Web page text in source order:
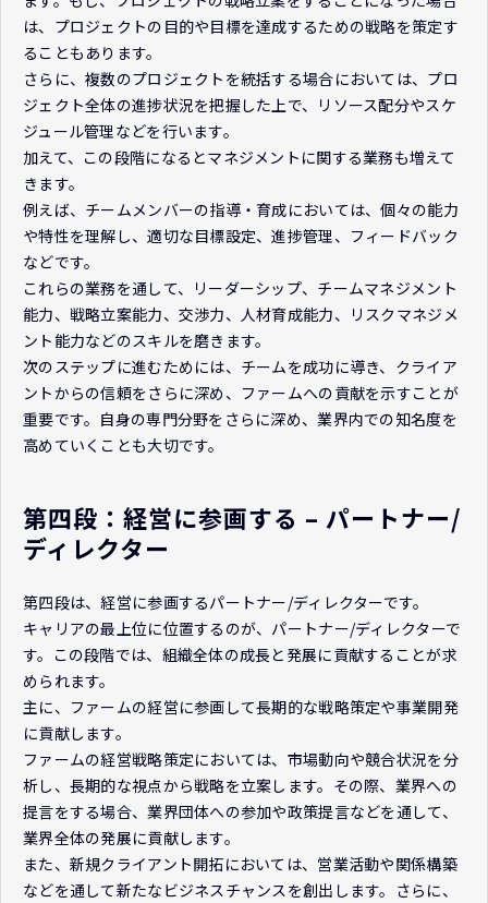
は、プロジェクトの目的や目標を達成するための戦略を策定す
ることもあります。
さらに、複数のプロジェクトを統括する場合においては、プロ
ジェクト全体の進捗状況を把握した上で、リソース配分やスケ
ジュール管理などを行います。
加えて、この段階になるとマネジメントに関する業務も増えて
きます。
例えば、チームメンバーの指導・育成においては、個々の能力
や特性を理解し、適切な目標設定、進捗管理、フィードバック
などです。
これらの業務を通して、リーダーシップ、チームマネジメント
能力、戦略立案能力、交渉力、人材育成能力、リスクマネジメ
ント能力などのスキルを磨きます。
次のステップに進むためには、チームを成功に導き、クライア
ントからの信頼をさらに深め、ファームへの貢献を示すことが
重要です。自身の専門分野をさらに深め、業界内での知名度を
高めていくことも大切です。
第四段：経営に参画する – パートナー/
ディレクター
第四段は、経営に参画するパートナー/ディレクターです。
キャリアの最上位に位置するのが、パートナー/ディレクターで
す。この段階では、組織全体の成長と発展に貢献することが求
められます。
主に、ファームの経営に参画して長期的な戦略策定や事業開発
に貢献します。
ファームの経営戦略策定においては、市場動向や競合状況を分
析し、長期的な視点から戦略を立案します。その際、業界への
提言をする場合、業界団体への参加や政策提言などを通して、
業界全体の発展に貢献します。
また、新規クライアント開拓においては、営業活動や関係構築
などを通して新たなビジネスチャンスを創出します。さらに、